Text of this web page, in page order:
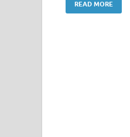
READ MORE